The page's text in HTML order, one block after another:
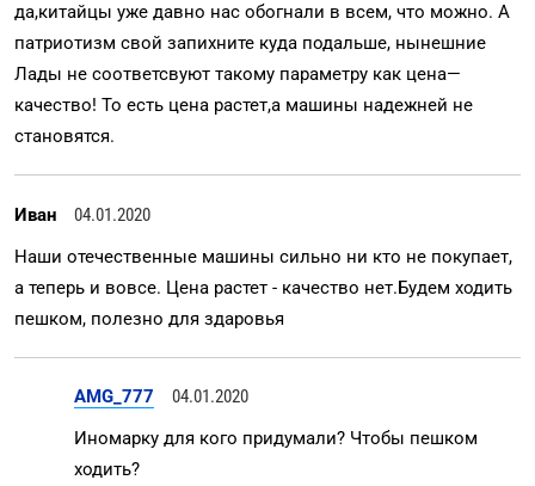
да,китайцы уже давно нас обогнали в всем, что можно. А
патриотизм свой запихните куда подальше, нынешние
Лады не соответсвуют такому параметру как цена—
качество! То есть цена растет,а машины надежней не
становятся.
Иван
04.01.2020
Наши отечественные машины сильно ни кто не покупает,
а теперь и вовсе. Цена растет - качество нет.Будем ходить
пешком, полезно для здаровья
AMG_777
04.01.2020
Иномарку для кого придумали? Чтобы пешком
ходить?